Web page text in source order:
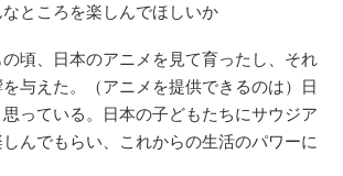
ところを楽しんでほしいか
の頃、日本のアニメを見て育ったし、それ
与えた。（アニメを提供できるのは）日
っている。日本の子どもたちにサウジア
んでもらい、これからの生活のパワーに